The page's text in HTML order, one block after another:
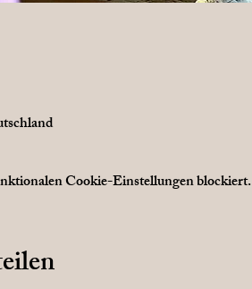
Cookie-Einstellungen blockiert.